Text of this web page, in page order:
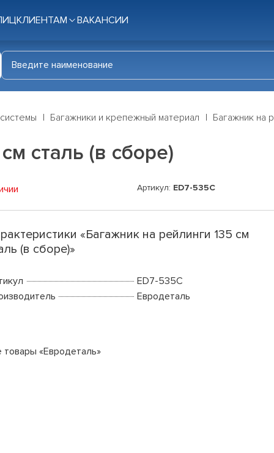
КЛИЕНТАМ ВАКАНСИИ
Багажники и крепежный материал Багажник на
сталь (в сборе)
Артикул: ED7-535C
«Багажник на рейлинги 135 см
(в сборе)»
ED7-535C
Евродеталь
товары «Евродеталь»